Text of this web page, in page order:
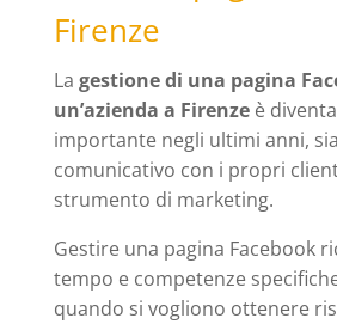
Firenze
La gestione di una pagina
un’azienda a Firenzeè
importante negli ultimi anni,
comunicativo con i propri
strumento di marketing.
Gestire una pagina Facebook
tempo e competenze
quando si vogliono ottenere